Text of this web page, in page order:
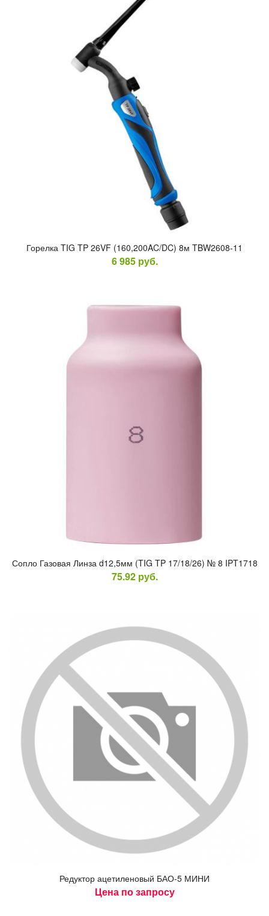
Го­рел­ка TIG TP 26VF (160,200AC/DC) 8м TBW2608-11
6 985 руб.
Соп­ло Га­зовая Лин­за d12,5мм (TIG TP 17/18/26) № 8 IPT1718
75.92 руб.
Ре­дук­тор аце­тиле­новый БАО-5 МИ­НИ
Цена по запросу